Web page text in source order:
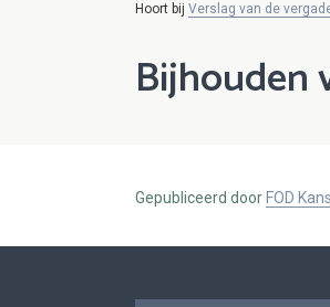
Hoort bij Verslag van de
Bijhouden
Gepubliceerd door FOD